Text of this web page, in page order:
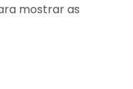
mostrar as